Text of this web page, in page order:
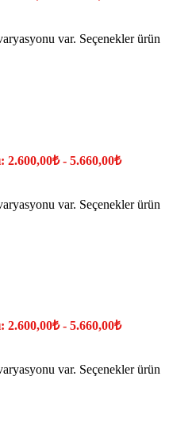
var. Seçenekler ürün
2.600,00₺ - 5.660,00₺
var. Seçenekler ürün
2.600,00₺ - 5.660,00₺
var. Seçenekler ürün